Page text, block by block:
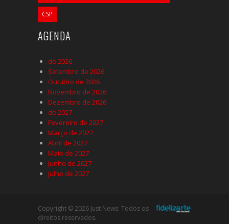
CSP
AGENDA
de 2026
Setembro de 2026
Outubro de 2026
Novembro de 2026
Dezembro de 2026
de 2027
Fevereiro de 2027
Março de 2027
Abril de 2027
Maio de 2027
Junho de 2027
Julho de 2027
Copyright © 2026 Just News. Todos os
direitos reservados.